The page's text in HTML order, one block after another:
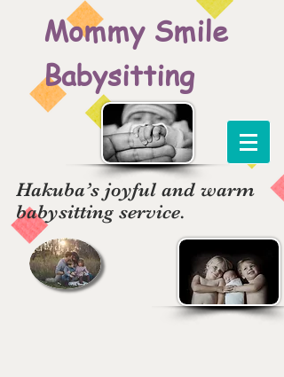
Mommy Smile
Babysitting
Hakuba’s joyful and warm
babysitting service.